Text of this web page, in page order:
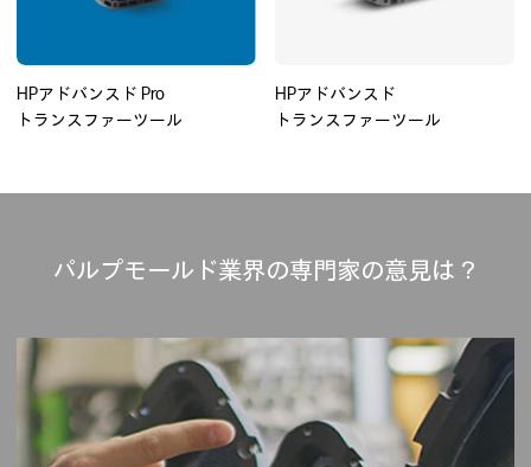
HPアドバンスド Pro
トランスファーツール
HPアドバンスド
トランスファーツール
パルプモールド業界の専門家の意見は？